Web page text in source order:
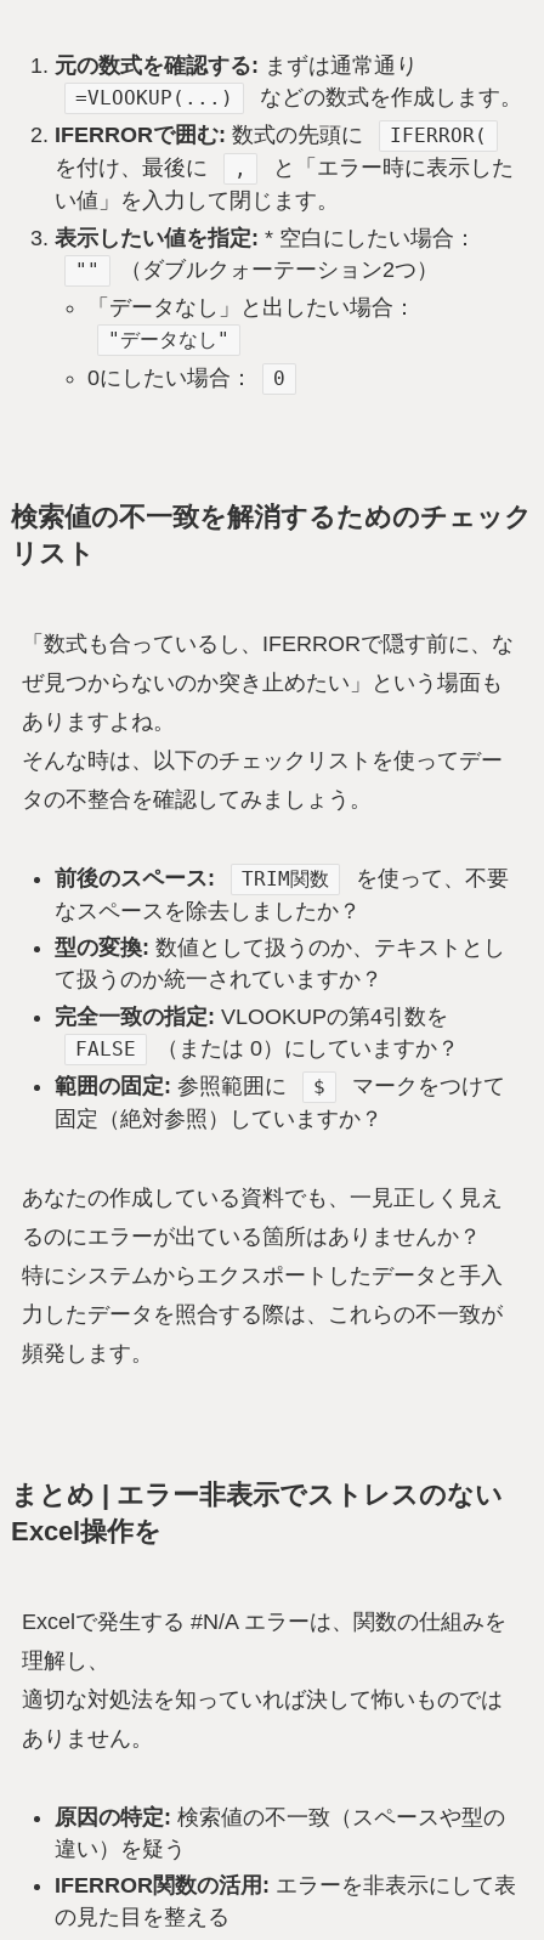
元の数式を確認する: まずは通常通り
=VLOOKUP(...)
などの数式を作成します。
IFERRORで囲む: 数式の先頭に IFERROR(
を付け、最後に ,
と「エラー時に表示した
い値」を入力して閉じます。
表示したい値を指定: * 空白にしたい場合：
""
（ダブルクォーテーション2つ）
「データなし」と出したい場合：
"データなし"
0にしたい場合： 0
検索値の不一致を解消するためのチェック
リスト
「数式も合っているし、IFERRORで隠す前に、な
ぜ見つからないのか突き止めたい」という場面も
ありますよね。
そんな時は、以下のチェックリストを使ってデー
タの不整合を確認してみましょう。
前後のスペース: TRIM関数
を使って、不要
なスペースを除去しましたか？
型の変換: 数値として扱うのか、テキストとし
て扱うのか統一されていますか？
完全一致の指定: VLOOKUPの第4引数を
FALSE
（または 0）にしていますか？
範囲の固定: 参照範囲に $
マークをつけて
固定（絶対参照）していますか？
あなたの作成している資料でも、一見正しく見え
るのにエラーが出ている箇所はありませんか？
特にシステムからエクスポートしたデータと手入
力したデータを照合する際は、これらの不一致が
頻発します。
まとめ | エラー非表示でストレスのない
Excel操作を
Excelで発生する #N/A エラーは、関数の仕組みを
理解し、
適切な対処法を知っていれば決して怖いものでは
ありません。
原因の特定: 検索値の不一致（スペースや型の
違い）を疑う
IFERROR関数の活用: エラーを非表示にして表
の見た目を整える